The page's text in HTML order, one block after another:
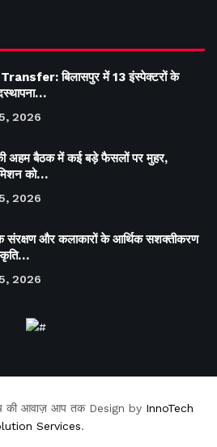
बिलासपुर में 13 इंस्पेक्टरों के
2026
अहम बैठक में कई बड़े फैसलों पर मुहर,
को…
2026
और कलाकारों के आर्थिक सशक्तीकरण
2026
की आवाज़ आप तक Design by InnoTech
Services.